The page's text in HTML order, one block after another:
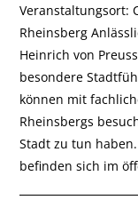
Veranstaltungsort:
Rheinsberg
Heinrich von
besondere
können mit
Rheinsbergs
Stadt zu tun
befinden sich im